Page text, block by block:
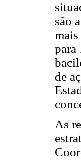
são
para
de
As